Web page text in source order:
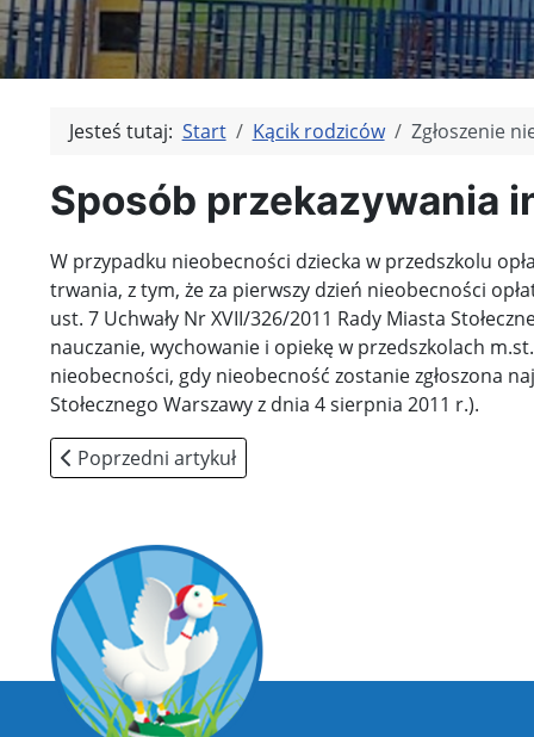
Jesteś tutaj: Start Kącik rodziców Zgłoszenie
Sposób przekazywania
W przypadku nieobecności dziecka w przedszkolu
trwania, z tym, że za pierwszy dzień nieobecności
ust. 7 Uchwały Nr XVII/326/2011 Rady Miasta
nauczanie, wychowanie i opiekę w przedszkolach
nieobecności, gdy nieobecność zostanie zgłoszona
Stołecznego Warszawy z dnia 4 sierpnia 2011 r.).
Poprzedni artykuł: ramowy rozkład dnia
Poprzedni artykuł